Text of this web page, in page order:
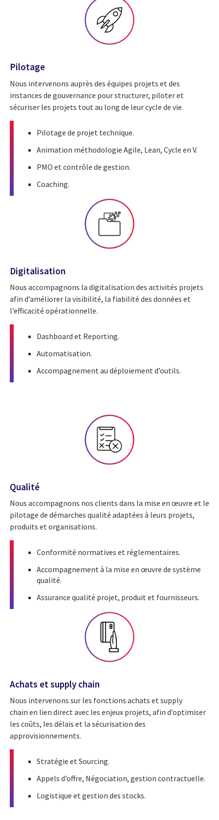
Pilotage
Nous intervenons auprès des équipes projets et des
instances de gouvernance pour structurer, piloter et
sécuriser les projets tout au long de leur cycle de vie.
Pilotage de projet technique.
Animation méthodologie Agile, Lean, Cycle en V.
PMO et contrôle de gestion.
Coaching.
Digitalisation
Nous accompagnons la digitalisation des activités projets
afin d’améliorer la visibilité, la fiabilité des données et
l’efficacité opérationnelle.
Dashboard et Reporting.
Automatisation.
Accompagnement au déploiement d’outils.
Qualité
Nous accompagnons nos clients dans la mise en œuvre et le
pilotage de démarches qualité adaptées à leurs projets,
produits et organisations.
Conformité normatives et réglementaires.
Accompagnement à la mise en œuvre de système
qualité.
Assurance qualité projet, produit et fournisseurs.
Achats et supply chain
Nous intervenons sur les fonctions achats et supply
chain en lien direct avec les enjeux projets, afin d’optimiser
les coûts, les délais et la sécurisation des
approvisionnements.
Stratégie etSourcing.
Appels d’offre, Négociation, gestion contractuelle.
Logistique et gestion des stocks.